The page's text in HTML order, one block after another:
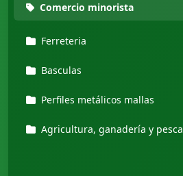
Comercio minorista
Ferreteria
Basculas
Perfiles metálicos mallas
Agricultura, ganadería y pesca